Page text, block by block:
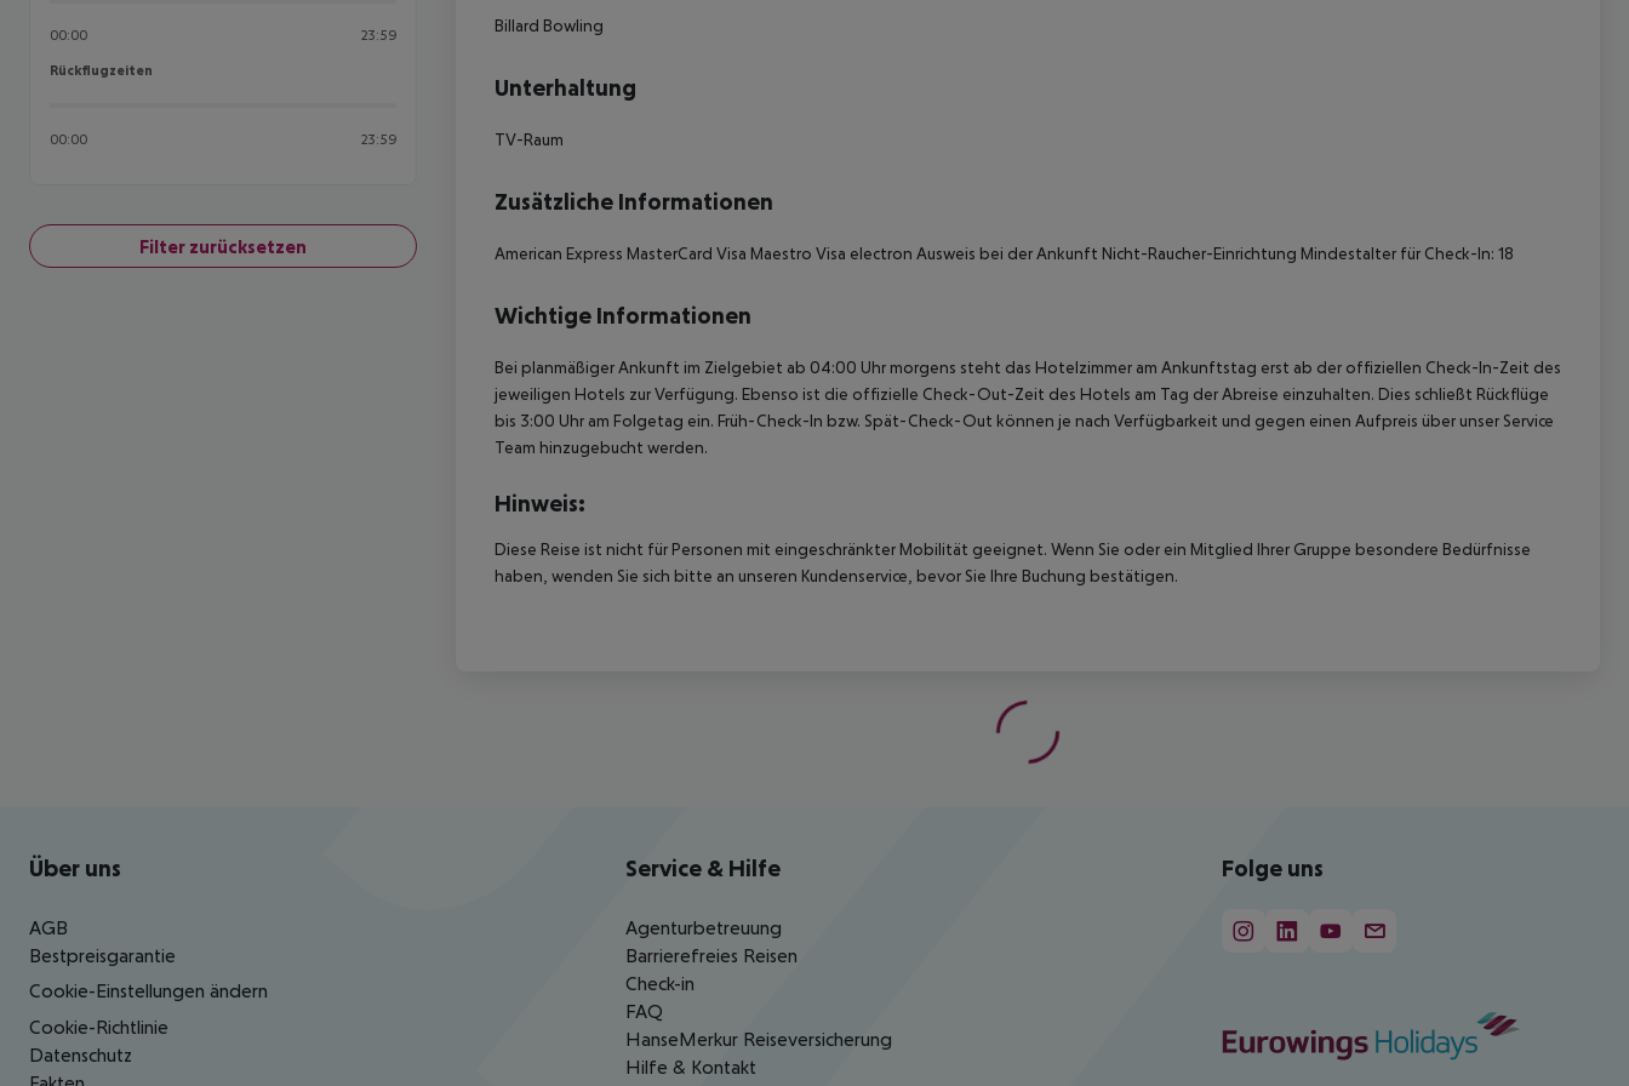
00:00 23:59
Rückflugzeiten
Rückflugzeiten
00:00 23:59
Filter zurücksetzen
Billard Bowling
Unterhaltung
TV-Raum
Zusätzliche Informationen
American Express MasterCard Visa Maestro Visa electron Ausweis bei der Ankunft Nicht-Raucher-Einrichtung Mindestalter für Check-In: 18
Wichtige Informationen
Bei planmäßiger Ankunft im Zielgebiet ab 04:00 Uhr morgens steht das Hotelzimmer am Ankunftstag erst ab der offiziellen Check-In-Zeit des
jeweiligen Hotels zur Verfügung. Ebenso ist die offizielle Check-Out-Zeit des Hotels am Tag der Abreise einzuhalten. Dies schließt Rückflüge
bis 3:00 Uhr am Folgetag ein. Früh-Check-In bzw. Spät-Check-Out können je nach Verfügbarkeit und gegen einen Aufpreis über unser Service
Team hinzugebucht werden.
Hinweis:
Diese Reise ist nicht für Personen mit eingeschränkter Mobilität geeignet. Wenn Sie oder ein Mitglied Ihrer Gruppe besondere Bedürfnisse
haben, wenden Sie sich bitte an unseren Kundenservice, bevor Sie Ihre Buchung bestätigen.
Footer navigation
Über uns
AGB
Bestpreisgarantie
Cookie-Einstellungen ändern
Cookie-Richtlinie
Datenschutz
Service & Hilfe
Agenturbetreuung
Barrierefreies Reisen
Check-in
FAQ
HanseMerkur Reiseversicherung
Hilfe & Kontakt
Folge uns